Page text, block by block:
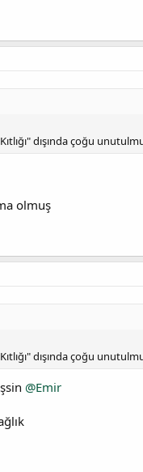
dışında çoğu
olmuş
dışında çoğu
@Emir